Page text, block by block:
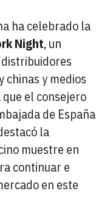
ha celebrado la
Night, un
chinas y medios
el consejero
de España
la
muestre en
continuar e
en este